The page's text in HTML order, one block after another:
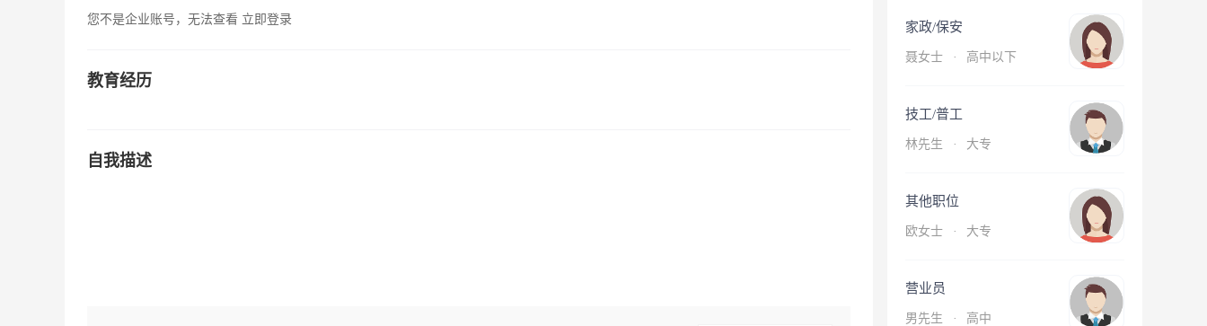
您不是企业账号，无法查看 立即登录
教育经历
自我描述
家政/保安
聂女士 · 高中以下
技工/普工
林先生 · 大专
其他职位
欧女士 · 大专
营业员
男先生 · 高中